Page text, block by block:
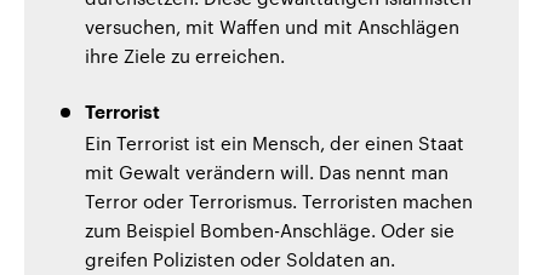
versuchen, mit Waffen und mit Anschlägen
ihre Ziele zu erreichen.
Terrorist
Ein Terrorist ist ein Mensch, der einen Staat
mit Gewalt verändern will. Das nennt man
Terror oder Terrorismus. Terroristen machen
zum Beispiel Bomben-Anschläge. Oder sie
greifen Polizisten oder Soldaten an.